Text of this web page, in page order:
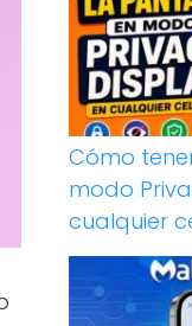
Cómo
modo
cualquier